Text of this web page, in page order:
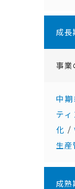
成⻑
事業
中
テ
化 /
生産
成熟